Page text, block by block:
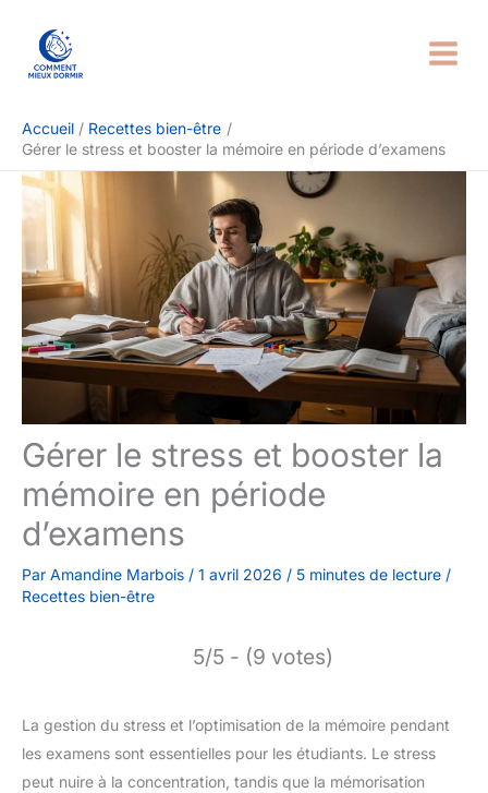
contenu
Accueil
Recettes bien-être
Gérer le stress et booster la mémoire en période d’examens
Gérer le stress et booster la
mémoire en période
d’examens
Par Amandine Marbois / 1 avril 2026 / 5 minutes de lecture /
Recettes bien-être
5/5 - (9 votes)
La gestion du stress et l’optimisation de la mémoire pendant
les examens sont essentielles pour les étudiants. Le stress
peut nuire à la concentration, tandis que la mémorisation